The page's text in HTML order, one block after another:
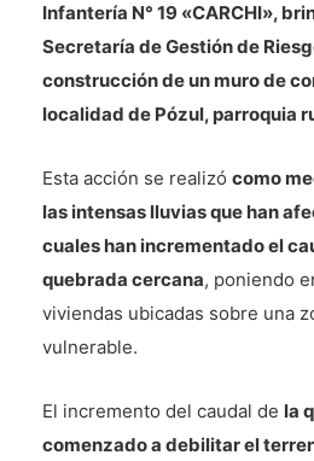
Infantería N° 19 «CARCHI»,
Secretaría de Gestión de
construcción de un muro de
localidad de Pózul, parroquia
Esta acción se realizó como
las intensas lluvias que han
cuales han incrementado el
quebrada cercana, poniendo
viviendas ubicadas sobre una
vulnerable.
El incremento del caudal de la
comenzado a debilitar el